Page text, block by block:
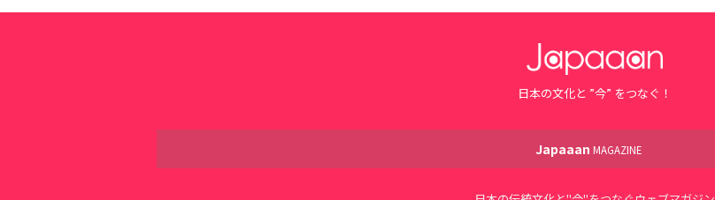
日本の文化と ”今” をつなぐ！
Japaaan MAGAZINE